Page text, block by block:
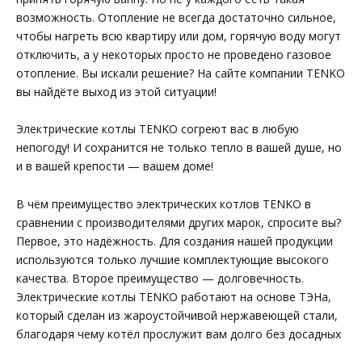
возможность. Отопление не всегда достаточно сильное,
чтобы нагреть всю квартиру или дом, горячую воду могут
отключить, а у некоторых просто не проведено газовое
отопление. Вы искали решение? На сайте компании TENKO
вы найдёте выход из этой ситуации!
Электрические котлы TENKO согреют вас в любую
непогоду! И сохранится не только тепло в вашей душе, но
и в вашей крепости — вашем доме!
В чём преимущество электрических котлов TENKO в
сравнении с производителями других марок, спросите вы?
Первое, это надёжность. Для создания нашей продукции
используются только лучшие комплектующие высокого
качества. Второе преимущество — долговечность.
Электрические котлы TENKO работают на основе ТЭНа,
который сделан из жароустойчивой нержавеющей стали,
благодаря чему котёл прослужит вам долго без досадных